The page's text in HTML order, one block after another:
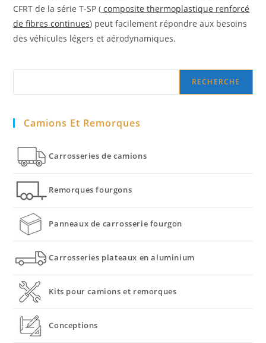
CFRT de la série T-SP ( composite thermoplastique renforcé
de fibres continues) peut facilement répondre aux besoins
des véhicules légers et aérodynamiques.
RECHERCHE
Camions Et Remorques
Carrosseries de camions
Remorques fourgons
Panneaux de carrosserie fourgon
Carrosseries plateaux en aluminium
Kits pour camions et remorques
Conceptions